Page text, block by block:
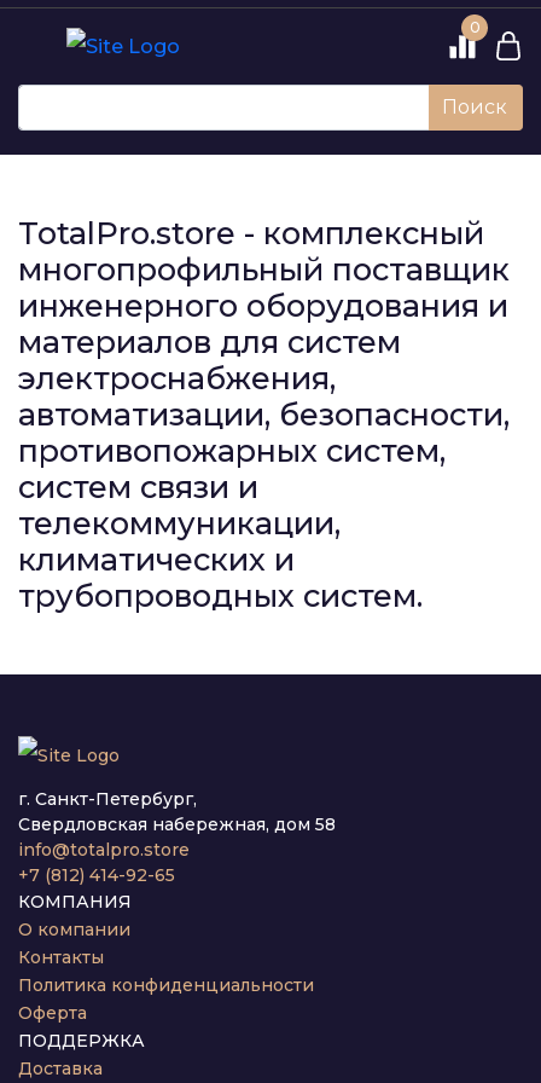
0
Поиск
TotalPro.store - комплексный
многопрофильный поставщик
инженерного оборудования и
материалов для систем
электроснабжения,
автоматизации, безопасности,
противопожарных систем,
систем связи и
телекоммуникации,
климатических и
трубопроводных систем.
г. Санкт-Петербург,
Свердловская набережная, дом 58
info@totalpro.store
+7 (812) 414-92-65
КОМПАНИЯ
О компании
Контакты
Политика конфиденциальности
Оферта
ПОДДЕРЖКА
Доставка